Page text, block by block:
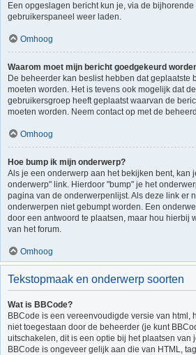
Een opgeslagen bericht kun je, via de bijhorende
gebruikerspaneel weer laden.
Omhoog
Waarom moet mijn bericht goedgekeurd
De beheerder kan beslist hebben dat geplaatste
moeten worden. Het is tevens ook mogelijk dat
gebruikersgroep heeft geplaatst waarvan de
moeten worden. Neem contact op met de
Omhoog
Hoe bump ik mijn onderwerp?
Als je een onderwerp aan het bekijken bent, kan
onderwerp" link. Hierdoor "bump" je het
pagina van de onderwerpenlijst. Als deze link er
onderwerpen niet gebumpt worden. Een
door een antwoord te plaatsen, maar hou hierbij
van het forum.
Omhoog
Tekstopmaak en onderwerp soorten
Wat is BBCode?
BBCode is een vereenvoudigde versie van html,
niet toegestaan door de beheerder (je kunt
uitschakelen, dit is een optie bij het plaatsen van
BBCode is ongeveer gelijk aan die van HTML,